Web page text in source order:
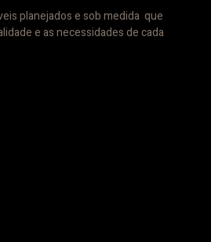
planejados e sob medida que
e as necessidades de cada